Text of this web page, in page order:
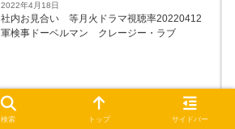
2022年4月18日
社内お見合い 等月火ドラマ視聴率20220412
軍検事ドーベルマン クレージー・ラブ
2022年4月4日
二十五、二十一、気象庁の人たち：社内恋愛残
検索 トップ サイドバー